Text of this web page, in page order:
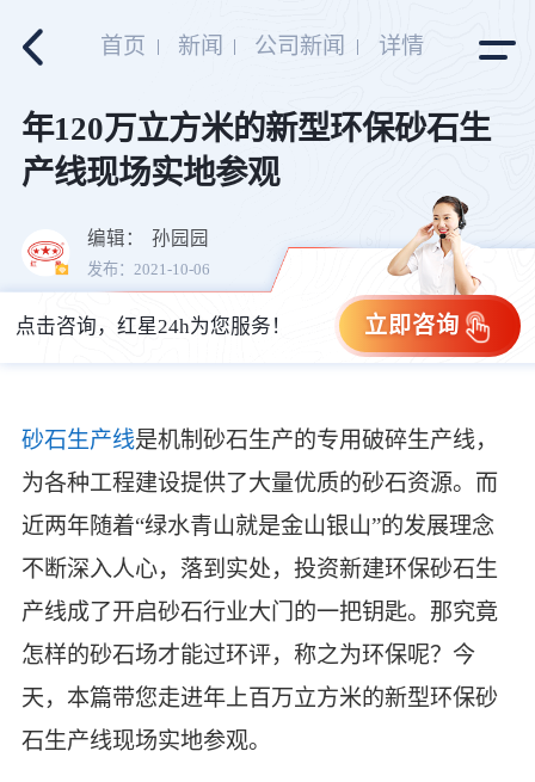
首页 新闻 公司新闻 详情
年120万立方米的新型环保砂石生
产线现场实地参观
编辑： 孙园园
发布：2021-10-06
立即咨询
点击咨询，红星24h为您服务！
砂石生产线是机制砂石生产的专用破碎生产线，
为各种工程建设提供了大量优质的砂石资源。而
近两年随着“绿水青山就是金山银山”的发展理念
不断深入人心，落到实处，投资新建环保砂石生
产线成了开启砂石行业大门的一把钥匙。那究竟
怎样的砂石场才能过环评，称之为环保呢？今
天，本篇带您走进年上百万立方米的新型环保砂
石生产线现场实地参观。